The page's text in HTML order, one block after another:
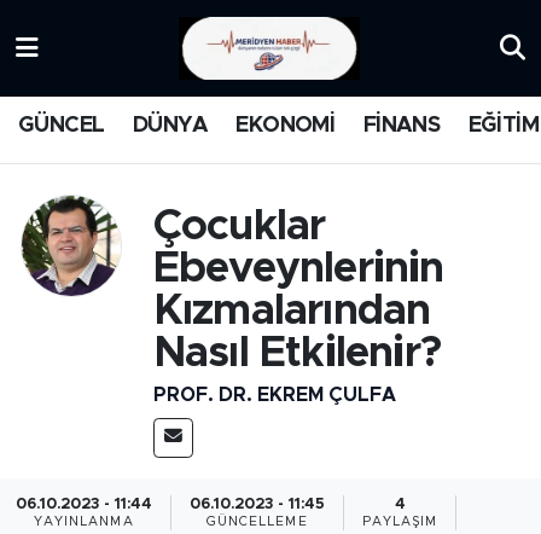
GÜNCEL DÜNYA EKONOMİ FİNANS EĞİTİM
Çocuklar
Ebeveynlerinin
Kızmalarından
Nasıl Etkilenir?
PROF. DR. EKREM ÇULFA
06.10.2023 - 11:44
YAYINLANMA
06.10.2023 - 11:45
GÜNCELLEME
4
PAYLAŞIM
MANŞET
MEDYA
GÜNCEL
KARİKATÜR
İstanbul Namaz Vakitleri
Trafik Durumu
Süper Lig Puan Durumu ve Fikstür
Tüm Manşetler
Son Dakika Haberleri
Haber Arşivi